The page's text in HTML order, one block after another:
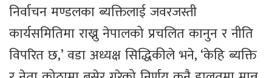
निर्वाचन मण्डलका ब्यक्तिलाई जवरजस्ती
कार्यसमितिमा राख्नु नेपालको प्रचलित कानुन र नीति
विपरित छ,’ वडा अध्यक्ष सिद्धिकीले भने, ‘केहि ब्यक्ति